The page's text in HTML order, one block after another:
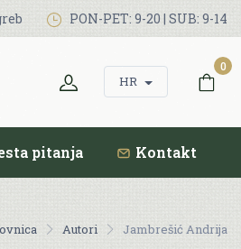
PON-PET: 9-20 | SUB: 9-14
HR
0
pitanja Kontakt
Autori Jambrešić Andrija